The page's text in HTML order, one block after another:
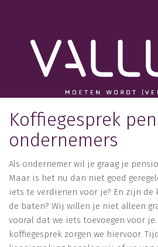
Koffiegesprek
ondernemers
Als ondernemer wil je graag je
Maar is het nu dan niet goed
iets te verdienen voor je? En zijn de
de baten? Wij willen je niet alleen
vooral dat we iets toevoegen voor
koffiegesprek zorgen we hiervoor.